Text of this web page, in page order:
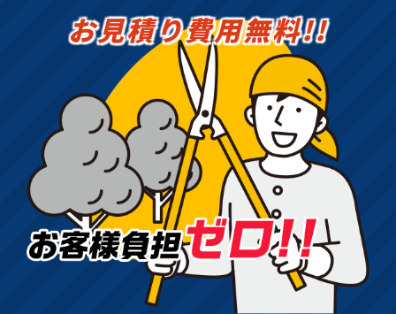
お見積り費用無料!!